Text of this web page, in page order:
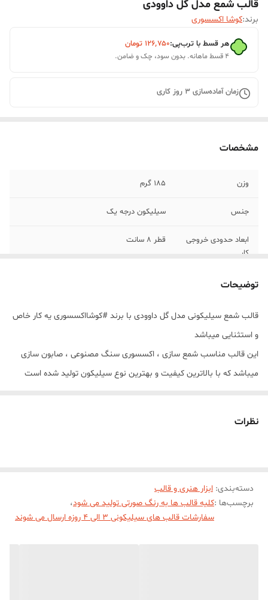
قالب شمع مدل گل داوودی
برند:کوشا اکسسوری
هر قسط با ترب‌پی:۱۲۶٬۷۵۰ تومان
۴ قسط ماهانه. بدون سود، چک و ضامن.
زمان آماده‌سازی 3 روز کاری
مشخصات
وزن 185 گرم
جنس سیلیکون درجه یک
ابعاد حدودی خروجی
کار
قطر 8 سانت
توضیحات
قالب شمع سیلیکونی مدل گل داوودی با برند #کوشااکسسوری یه کار خاص
و استثنایی میباشد
این قالب مناسب شمع سازی ، اکسسوری سنگ مصنوعی ، صابون سازی
میباشد که با بالاترین کیفیت و بهترین نوع سیلیکون تولید شده است
نظرات
دسته‌بندی: ابزار هنری و قالب
برچسب‌ها :کلیه قالب ها به رنگ صورتی تولید می شود،
سفارشات قالب های سیلیکونی 3 الی 4 روزه ارسال می شوند